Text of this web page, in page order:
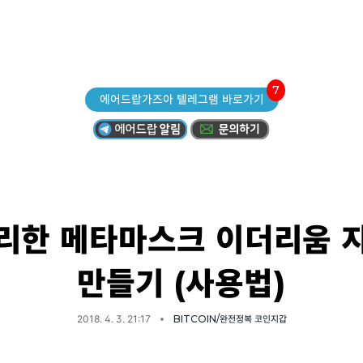
에어드랍가즈아 텔레그램 바로가기
7
한 메타마스크 이더리움
만들기 (사용법)
2018. 4. 3. 21:17 BITCOIN/완전정복 코인지갑